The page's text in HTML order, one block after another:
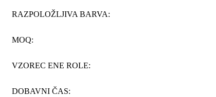
RAZPOLOŽLJIVA BARVA:
MOQ:
VZOREC ENE ROLE:
DOBAVNI ČAS: